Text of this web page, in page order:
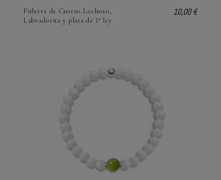
Pulsera de Cuarzo Lechoso,
Labradorita y plata de 1ª ley
10,00 €